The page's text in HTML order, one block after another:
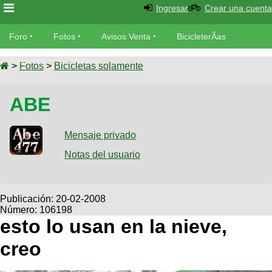
Foro
Foro
MecÃ¡nica
Fotos
SUBÃ
Galeria
Bicicletas
Viajes
Descenso
Dirt
Avisos
Ventas
SUBÃ
Buscar
Ultimos
Fotos
BicicleterÃ­
Bicicletas
Tandem
Videos
Cicloturismo
Ingresar Crear una cuenta
Foro Fotos Avisos Venta BicicleterÃ­as
Bicicletas Videos
> Fotos > Bicicletas solamente
ABE
Mensaje privado
Notas del usuario
Publicación: 20-02-2008
Número: 106198
esto lo usan en la nieve,
creo